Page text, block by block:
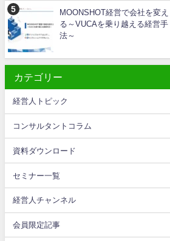
MOONSHOT経営で会社を変え
る～VUCAを乗り越える経営手
法～
カテゴリー
経営人トピック
コンサルタントコラム
資料ダウンロード
セミナー一覧
経営人チャンネル
会員限定記事